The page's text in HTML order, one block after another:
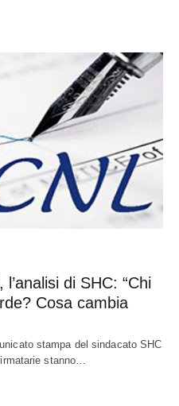
di SHC: “Chi
Cosa cambia
stampa del sindacato SHC
stanno…